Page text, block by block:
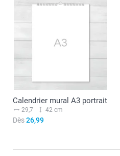
Calendrier mural A3 portrait
29,7 42 cm
Dès26,99